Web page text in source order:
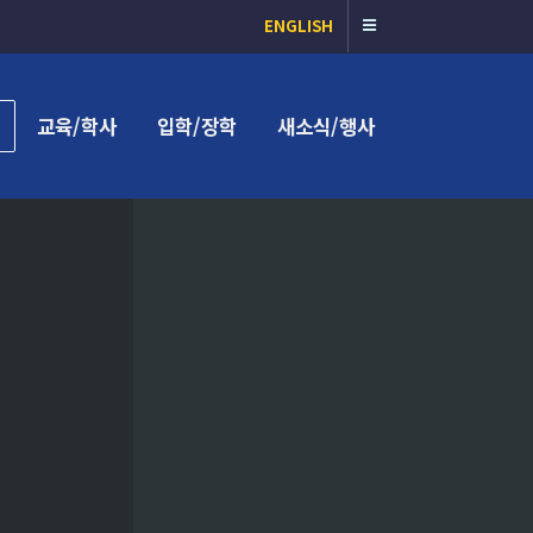
ENGLISH
교육/학사 입학/장학 새소식/행사